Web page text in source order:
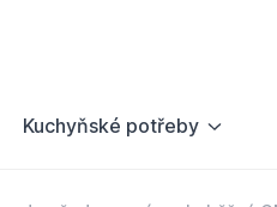
Kuchyňské potřeby